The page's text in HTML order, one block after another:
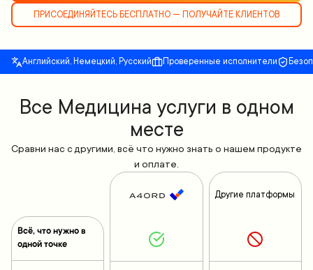
ПРИСОЕДИНЯЙТЕСЬ БЕСПЛАТНО — ПОЛУЧАЙТЕ КЛИЕНТОВ
Английский, Немецкий, Русский Проверенные исполнители
Все Медицина услуги в одном
месте
Сравни нас с другими, всё что нужно знать о нашем продукте
и оплате.
Всё, что нужно в
одной точке
Другие платформы